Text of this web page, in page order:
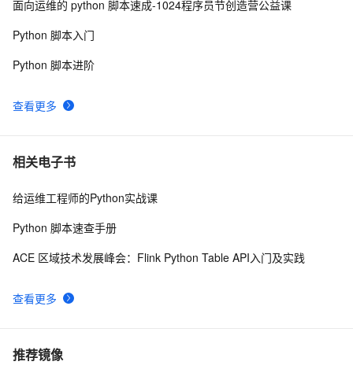
查看更多
面向运维的 python 脚本速成-1024程序员节创造营公益课
Python 脚本入门
Python 脚本进阶
相关电子书
查看更多
给运维工程师的Python实战课
Python 脚本速查手册
ACE 区域技术发展峰会：Flink Python Table API入门及实践
推荐镜像